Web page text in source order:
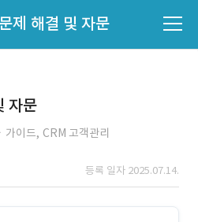
제 해결 및 자문
자문
가이드, CRM 고객관리
등록 일자 2025.07.14.